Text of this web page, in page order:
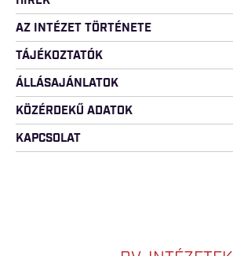
AZ INTÉZET TÖRTÉNETE
TÁJÉKOZTATÓK
ÁLLÁSAJÁNLATOK
KÖZÉRDEKŰ ADATOK
KAPCSOLAT